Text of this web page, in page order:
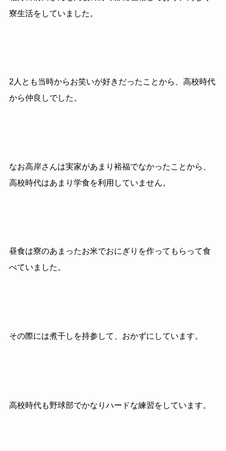
寮生活をしていました。
2 人とも当時からお笑いが好きだったことから、高校時代
から仲良しでした。
なお高岸さんは実家があまり裕福でなかったことから、
高校時代はあまり学食を利用していません。
昼食は寮のあまったお米でおにぎりを作ってもらって食
べていました。
その際には煮干しを持参して、おかずにしています。
高校時代も野球部でかなりハードな練習をしています。